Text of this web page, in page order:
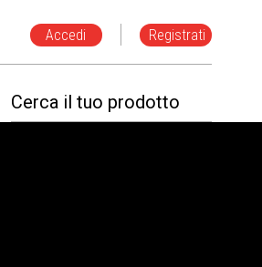
Registrati
Accedi